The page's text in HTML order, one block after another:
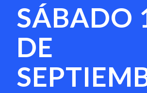
SÁBADO
DE